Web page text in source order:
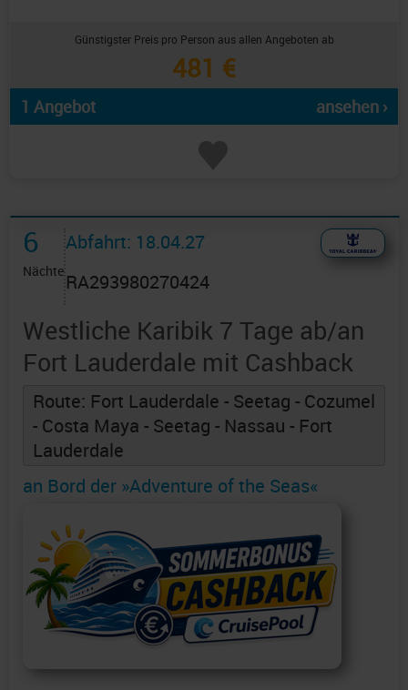
Günstigster Preis pro Person aus allen Angeboten ab
481 €
1 Angebot ansehen ›
6
Nächte
Abfahrt: 18.04.27
RA293980270424
Westliche Karibik 7 Tage ab/an
Fort Lauderdale mit Cashback
Route: Fort Lauderdale - Seetag - Cozumel
- Costa Maya - Seetag - Nassau - Fort
Lauderdale
an Bord der »Adventure of the Seas«